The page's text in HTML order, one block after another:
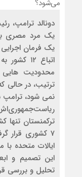
دونالد ترامپ،
یک مرد مصری به
اتباع
ترتیب، در حالی
نمی شود،
ترکمنستان
7 کشوری قرار
ایالات متحده
این تصمیم و
تحلیل و بررسی